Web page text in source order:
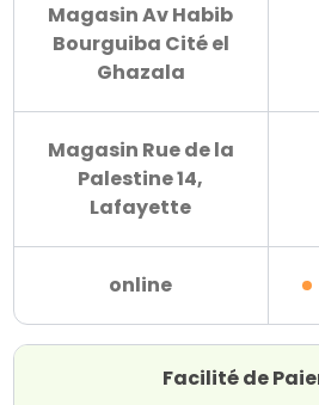
Magasin Av Habib
Bourguiba Cité el
Ghazala
Magasin Rue de la
Palestine 14,
Lafayette
online
Facilité de